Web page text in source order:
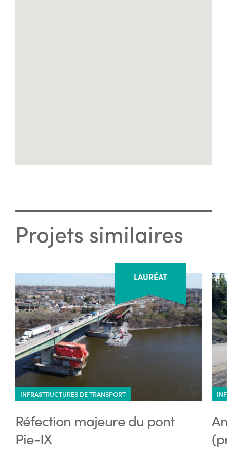
Projets similaires
LAURÉAT
INFRASTRUCTURES DE TRANSPORT
Réfection majeure du pont
Pie-IX